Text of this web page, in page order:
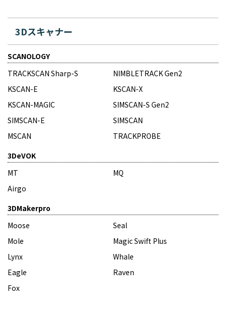
3Dスキャナー
SCANOLOGY
TRACKSCAN Sharp-S
NIMBLETRACK Gen2
KSCAN-E
KSCAN-X
KSCAN-MAGIC
SIMSCAN-S Gen2
SIMSCAN-E
SIMSCAN
MSCAN
TRACKPROBE
3DeVOK
MT
MQ
Airgo
3DMakerpro
Moose
Seal
Mole
Magic Swift Plus
Lynx
Whale
Eagle
Raven
Fox